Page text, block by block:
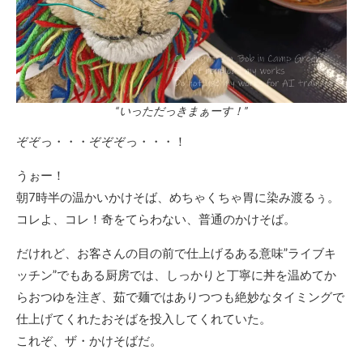
“いっただっきまぁーす！”
ぞぞっ・・・ぞぞぞっ・・・！
うぉー！
朝7時半の温かいかけそば、めちゃくちゃ胃に染み渡るぅ。
コレよ、コレ！奇をてらわない、普通のかけそば。
だけれど、お客さんの目の前で仕上げるある意味”ライブキ
ッチン”でもある厨房では、しっかりと丁寧に丼を温めてか
らおつゆを注ぎ、茹で麺ではありつつも絶妙なタイミングで
仕上げてくれたおそばを投入してくれていた。
これぞ、ザ・かけそばだ。